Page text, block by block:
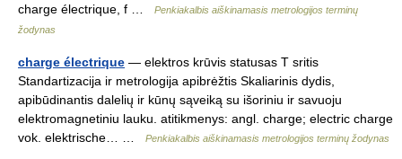
charge électrique, f …
Penkiakalbis aiškinamasis metrologijos terminų
žodynas
charge électrique — elektros krūvis statusas T sritis
Standartizacija ir metrologija apibrėžtis Skaliarinis dydis,
apibūdinantis dalelių ir kūnų sąveiką su išoriniu ir savuoju
elektromagnetiniu lauku. atitikmenys: angl. charge; electric charge
vok. elektrische… …
Penkiakalbis aiškinamasis metrologijos terminų žodynas